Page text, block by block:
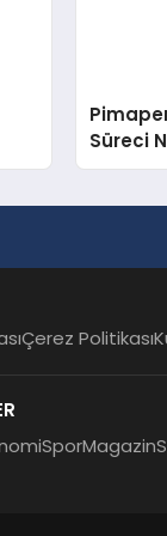
Süreci
Çerez Politikası
SporMagazin